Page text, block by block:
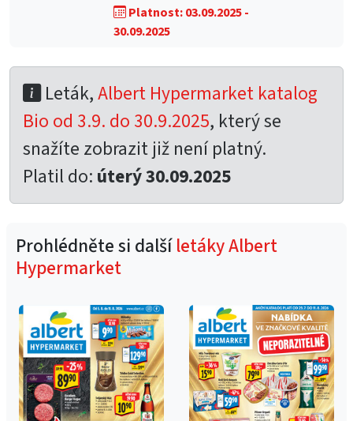
Platnost: 03.09.2025 -
30.09.2025
Leták,Albert Hypermarket katalog
Bio od 3.9. do 30.9.2025, který se
snažíte zobrazit již není platný.
Platil do: úterý 30.09.2025
Prohlédněte si dalšíletáky Albert
Hypermarket